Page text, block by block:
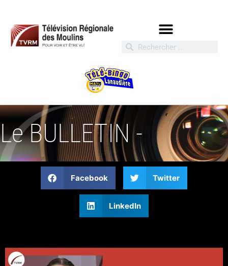
Le BULLETIN -
Facebook Twitter
LinkedIn